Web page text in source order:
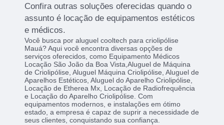
Confira outras soluções oferecidas quando o
assunto é locação de equipamentos estéticos
e médicos.
Você busca por aluguel cooltech para criolipólise
Mauá? Aqui você encontra diversas opções de
serviços oferecidos, como Equipamento Médicos
Locação São João da Boa Vista,Aluguel de Máquina
de Criolipólise, Aluguel Máquina Criolipólise, Aluguel de
Aparelhos Estéticos, Aluguel do Aparelho Criolipólise,
Locação de Etherea Mx, Locação de Radiofrequência
e Locação do Aparelho Criolipólise. Com
equipamentos modernos, e instalações em ótimo
estado, a empresa é capaz de suprir a necessidade de
seus clientes, conquistando sua confiança.